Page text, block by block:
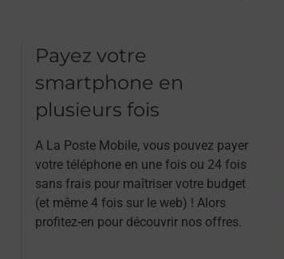
Payez votre
smartphone en
plusieurs fois
A La Poste Mobile, vous pouvez payer
votre téléphone en une fois ou 24 fois
sans frais pour maîtriser votre budget
(et même 4 fois sur le web) ! Alors
profitez-en pour découvrir nos offres.